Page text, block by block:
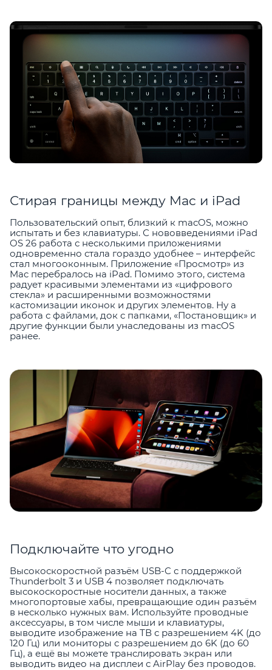
Стирая границы между Mac и iPad
Пользовательский опыт, близкий к macOS, можно
испытать и без клавиатуры. С нововведениями iPad
OS 26 работа с несколькими приложениями
одновременно стала гораздо удобнее – интерфейс
стал многооконным. Приложение «Просмотр» из
Mac перебралось на iPad. Помимо этого, система
радует красивыми элементами из «цифрового
стекла» и расширенными возможностями
кастомизации иконок и других элементов. Ну а
работа с файлами, док с папками, «Постановщик» и
другие функции были унаследованы из macOS
ранее.
Подключайте что угодно
Высокоскоростной разъём USB-C с поддержкой
Thunderbolt 3 и USB 4 позволяет подключать
высокоскоростные носители данных, а также
многопортовые хабы, превращающие один разъём
в несколько нужных вам. Используйте проводные
аксессуары, в том числе мыши и клавиатуры,
выводите изображение на ТВ с разрешением 4K (до
120 Гц) или мониторы с разрешением до 6K (до 60
Гц), а ещё вы можете транслировать экран или
выводить видео на дисплеи с AirPlay без проводов.